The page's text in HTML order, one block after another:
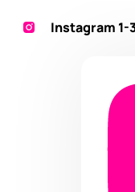
Instagram 1-